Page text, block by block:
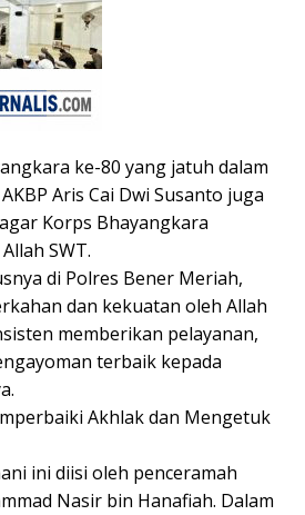
ke-80 yang jatuh dalam
Aris Cai Dwi Susanto juga
Korps Bhayangkara
SWT.
di Polres Bener Meriah,
dan kekuatan oleh Allah
memberikan pelayanan,
terbaik kepada
Akhlak dan Mengetuk
ini diisi oleh penceramah
Nasir bin Hanafiah. Dalam